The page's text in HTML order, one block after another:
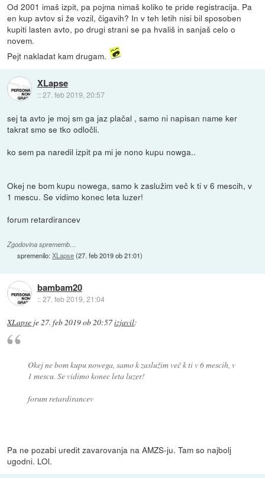
Od 2001 imaš izpit, pa pojma nimaš koliko te pride registracija. Pa
en kup avtov si že vozil, čigavih? In v teh letih nisi bil sposoben
kupiti lasten avto, po drugi strani se pa hvališ in sanjaš celo o
novem.
Pejt nakladat kam drugam.
XLapse
::27. feb 2019, 20:57
sej ta avto je moj sm ga jaz plačal , samo ni napisan name ker
takrat smo se tko odločli.
ko sem pa naredil izpit pa mi je nono kupu nowga..
Okej ne bom kupu nowega, samo k zaslužim več k ti v 6 mescih, v
1 mescu. Se vidimo konec leta luzer!
forum retardirancev
Zgodovina sprememb…
spremenilo:XLapse(27. feb 2019 ob 21:01)
bambam20
::27. feb 2019, 21:04
XLapse je27. feb 2019 ob 20:57izjavil:
Okej ne bom kupu nowega, samo k zaslužim več k ti v 6 mescih, v
1 mescu. Se vidimo konec leta luzer!
forum retardirancev
Pa ne pozabi uredit zavarovanja na AMZS-ju. Tam so najbolj
ugodni. LOl.